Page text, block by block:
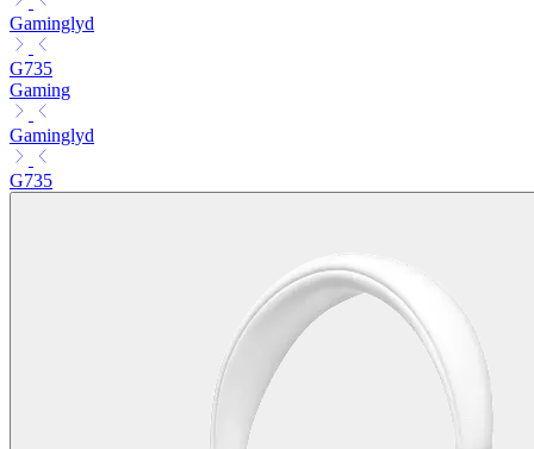
Gaminglyd
G735
Gaming
Gaminglyd
G735